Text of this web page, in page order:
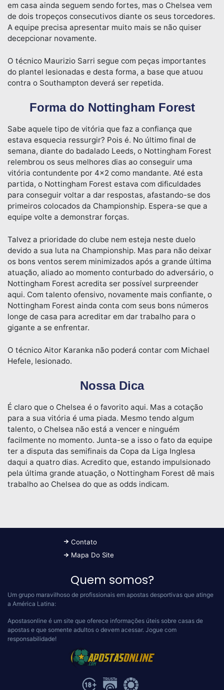
em casa ainda seguem sendo fortes, mas o Chelsea vem
de dois tropeços consecutivos diante os seus torcedores.
A equipe precisa apresentar muito mais se não quiser
decepcionar novamente.
O técnico Maurizio Sarri segue com peças importantes
do plantel lesionadas e desta forma, a base que atuou
contra o Southampton deverá ser repetida.
Forma do Nottingham Forest
Sabe aquele tipo de vitória que faz a confiança que
estava esquecia ressurgir? Pois é. No último final de
semana, diante do badalado Leeds, o Nottingham Forest
relembrou os seus melhores dias ao conseguir uma
vitória contundente por 4×2 como mandante. Até esta
partida, o Nottingham Forest estava com dificuldades
para conseguir voltar a dar respostas, afastando-se dos
primeiros colocados da Championship. Espera-se que a
equipe volte a demonstrar forças.
Talvez a prioridade do clube nem esteja neste duelo
devido a sua luta na Championship. Mas para não deixar
os bons ventos serem minimizados após a grande última
atuação, aliado ao momento conturbado do adversário, o
Nottingham Forest acredita ser possível surpreender
aqui. Com talento ofensivo, novamente mais confiante, o
Nottingham Forest ainda conta com seus bons números
longe de casa para acreditar em dar trabalho para o
gigante a se enfrentar.
O técnico Aitor Karanka não poderá contar com Michael
Hefele, lesionado.
Nossa Dica
É claro que o Chelsea é o favorito aqui. Mas a cotação
para a sua vitória é uma piada. Mesmo tendo algum
talento, o Chelsea não está a vencer e ninguém
facilmente no momento. Junta-se a isso o fato da equipe
ter a disputa das semifinais da Copa da Liga Inglesa
daqui a quatro dias. Acredito que, estando impulsionado
pela última grande atuação, o Nottingham Forest dê mais
trabalho ao Chelsea do que as odds indicam.
Contato
Mapa Do Site
Quem somos?
Um grupo maravilhoso de profissionais em apostas desportivas que atinge
a América Latina:
Apostasonline é um site que oferece informações úteis sobre casas de
apostas e que somente adultos o devem acessar. Jogue com
responsabilidade!